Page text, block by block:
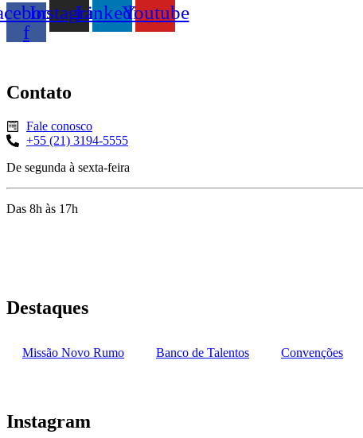
f
InstagramLinkedinYoutube
Contato
Fale conosco
+55 (21) 3194-5555
De segunda à sexta-feira
Das 8h às 17h
Destaques
Missão Novo Rumo Banco de Talentos Convenções
Instagram